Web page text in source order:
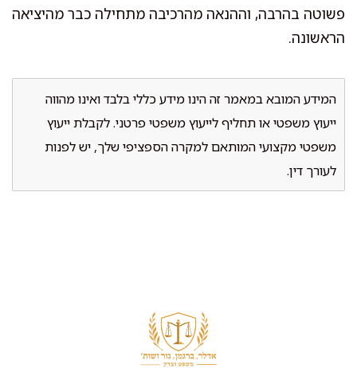
פשוטה בהרבה, וההנאה מהרכיבה מתחילה כבר מהיציאה
הראשונה.
המידע המובא במאמר זה הינו מידע כללי בלבד ואינו מהווה
ייעוץ משפטי או תחליף לייעוץ משפטי פרטני. לקבלת ייעוץ
משפטי מקצועי המותאם למקרה הספציפי שלך, יש לפנות
לעורך דין.